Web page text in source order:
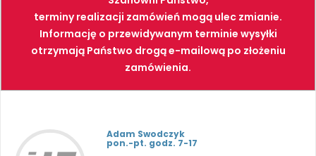
FARBY PNEUMATYKA
terminy realizacji zamówień mogą ulec zmianie.
Informację o przewidywanym terminie wysyłki
otrzymają Państwo drogą e-mailową po złożeniu
zamówienia.
Adam Swodczyk
pon.-pt. godz. 7-17